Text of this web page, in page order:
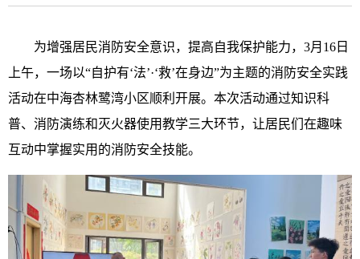
为增强居民消防安全意识，提高自我保护能力，3月16日
上午，一场以“自护有‘法’·‘救’在身边”为主题的消防安全实践
活动在中海杏林鹭湾小区顺利开展。本次活动通过知识科
普、消防演练和灭火器使用教学三大环节，让居民们在趣味
互动中掌握实用的消防安全技能。